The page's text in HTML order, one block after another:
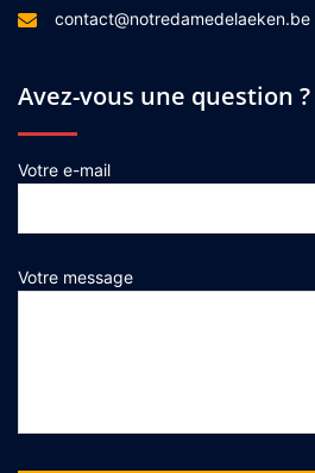
contact@notredamedelaeken.be
Avez-vous une question ?
Votre e-mail
Votre message